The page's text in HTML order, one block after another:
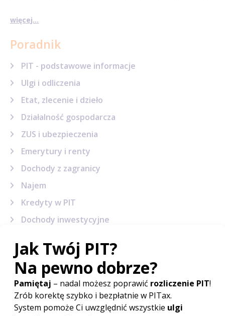
więcej...
Poradnik
PIT - podstawowe informacje
Ulgi i odliczenia
Etat, zlecenie i dzieło
Działalność gospodarcza
ZUS i ubezpieczenia
Emerytury i renty
Dochody z zagranicy
Najem
Kredyty w PIT
Dochody inwestycyjne
Terminy, wskaźniki i stawki
Sprawy urzędowe
Formularze podatkowe
Korekta PIT